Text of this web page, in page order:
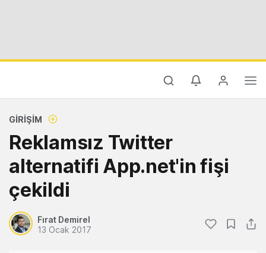
GIRIŞIM
Reklamsız Twitter
alternatifi App.net'in fişi
çekildi
Fırat Demirel
13 Ocak 2017